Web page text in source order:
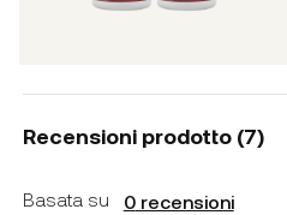
Recensioni prodotto (7)
Basata su 0recensioni